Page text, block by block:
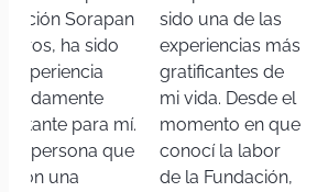
Sorapan
ha sido
experiencia
para mí.
persona que
con una
sido una de las
experiencias más
gratificantes de
mi vida. Desde el
momento en que
conocí la labor
de la Fundación,